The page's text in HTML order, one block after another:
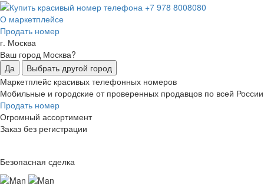
О маркетплейсе
Продать номер
г. Москва
Ваш город Москва?
Да
Выбрать другой город
Маркетплейс красивых телефонных номеров
Мобильные и городские от проверенных продавцов по всей России
Продать номер
Огромный ассортимент
Заказ без регистрации
Безопасная сделка